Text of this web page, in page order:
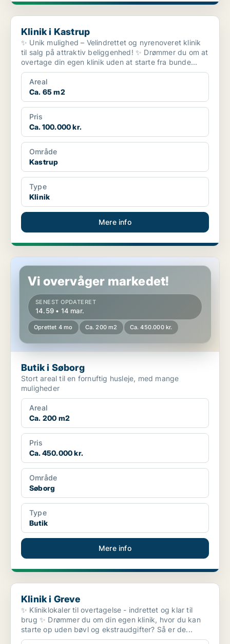
Klinik i Kastrup
Klinik i Kastrup
✨ Unik mulighed – Velindrettet og nyrenoveret klinik
til salg på attraktiv beliggenhed! ✨ Drømmer du om at
overtage din egen klinik uden at starte fra bunde...
Areal
Ca. 65 m2
Pris
Ca. 100.000 kr.
Område
Kastrup
Type
Klinik
Mere info
Butik i Søborg
Vi overvåger markedet!
SENEST OPDATERET
14.59 • 14 mar.
Oprettet 4 mo Ca. 200 m2 Ca. 450.000 kr.
Butik i Søborg
Stort areal til en fornuftig husleje, med mange
muligheder
Areal
Ca. 200 m2
Pris
Ca. 450.000 kr.
Område
Søborg
Type
Butik
Mere info
Klinik i Greve
Klinik i Greve
✨ Kliniklokaler til overtagelse - indrettet og klar til
brug ✨ Drømmer du om din egen klinik, hvor du kan
starte op uden bøvl og ekstraudgifter? Så er de...